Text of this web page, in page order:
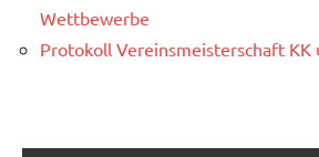
Wettbewerbe
Protokoll Vereinsmeisterschaft KK